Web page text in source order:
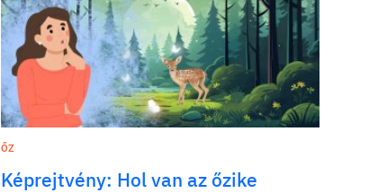
ŐZ
Képrejtvény: Hol van az őzike